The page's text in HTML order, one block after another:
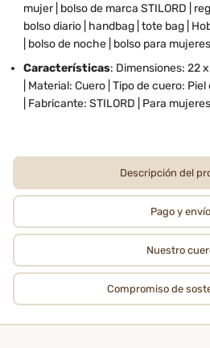
mujer | bolso de marca STILORD |
bolso diario | handbag | tote bag |
| bolso de noche | bolso para mujeres
Características: Dimensiones: 22
| Material: Cuero | Tipo de cuero:
| Fabricante: STILORD | Para
Descripción del
Pago y envío
Nuestro
Compromiso de